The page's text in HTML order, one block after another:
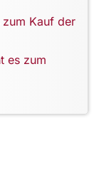
Kauf der
es zum